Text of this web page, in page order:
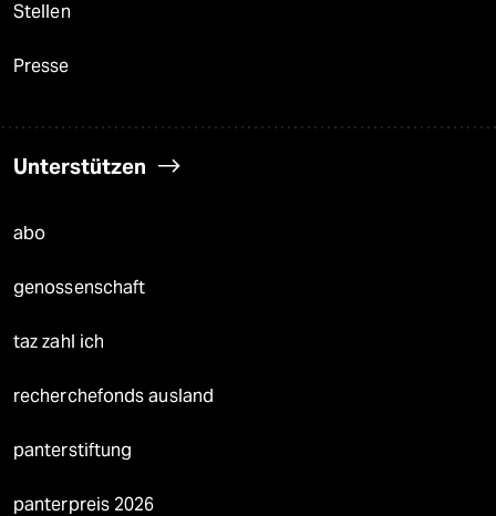
Stellen
Presse
Unterstützen
abo
genossenschaft
taz zahl ich
recherchefonds ausland
panterstiftung
panterpreis 2026